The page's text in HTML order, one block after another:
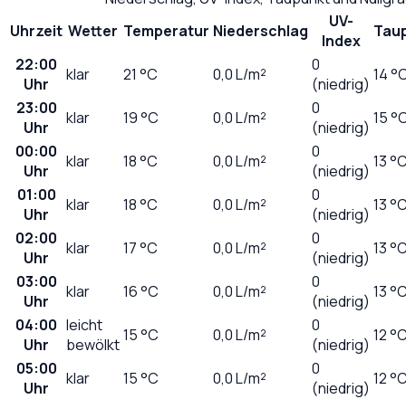
Uhrzeit Wetter Temperatur Niederschlag
UV-
Index
22:00
Uhr
klar 21 °C 0,0L/m²
0
(niedrig) 14
23:00
Uhr
klar 19°C 0,0L/m²
0
(niedrig) 15
00:00
Uhr
klar 18°C 0,0L/m²
0
(niedrig) 13
01:00
Uhr
klar 18°C 0,0L/m²
0
(niedrig) 13
02:00
Uhr
klar 17°C 0,0L/m²
0
(niedrig) 13
03:00
Uhr
klar 16°C 0,0L/m²
0
(niedrig) 13
04:00
Uhr
leicht
bewölkt15°C 0,0L/m²
0
(niedrig) 12
05:00
Uhr
klar 15°C 0,0L/m²
0
(niedrig) 12